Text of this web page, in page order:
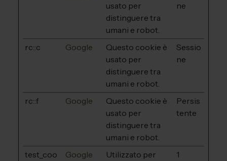
usato per
distinguere tra
umani e robot.
ne
rc::c Google
Questo cookie è
usato per
distinguere tra
umani e robot.
Sessio
ne
rc::f Google
Questo cookie è
usato per
distinguere tra
umani e robot.
Persis
tente
test_coo
Google
Utilizzato per
1